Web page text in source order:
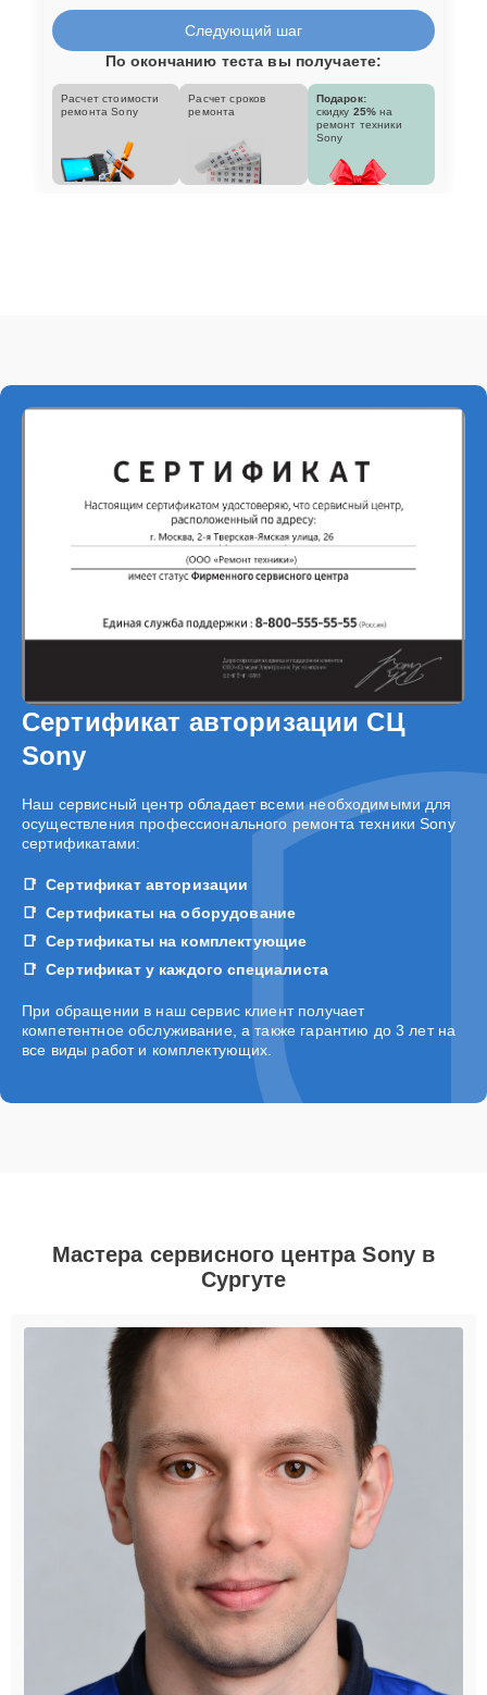
Следующий шаг
По окончанию теста вы получаете:
Расчет стоимости
ремонта Sony
Расчет сроков
ремонта
Подарок:
скидку 25% на
ремонт техники
Sony
Сертификат авторизации СЦ
Sony
Наш сервисный центр обладает всеми необходимыми для
осуществления профессионального ремонта техники Sony
сертификатами:
Сертификат авторизации
Сертификаты на оборудование
Сертификаты на комплектующие
Сертификат у каждого специалиста
При обращении в наш сервис клиент получает
компетентное обслуживание, а также гарантию до 3 лет на
все виды работ и комплектующих.
Мастера сервисного центра Sony в
Сургуте